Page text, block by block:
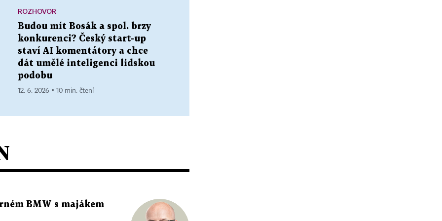
ROZHOVOR
Budou mít Bosák a spol. brzy
konkurenci? Český start-up
staví AI komentátory a chce
dát umělé inteligenci lidskou
podobu
12. 6. 2026 ▪ 10 min. čtení
BMW s majákem